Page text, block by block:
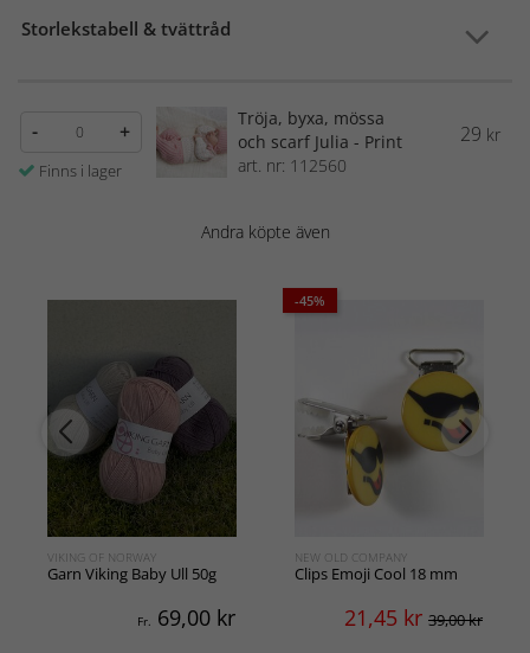
Storlekstabell & tvättråd
- +
Finns i lager
Tröja, byxa, mössa
och scarf Julia - Print
art. nr: 112560
29 kr
Andra köpte även
VIKING OF NORWAY
Garn Viking Baby Ull 50g
Fr. 69,00 kr
-45%
NEW OLD COMPANY
Clips Emoji Cool 18 mm
21,45 kr 39,00 kr